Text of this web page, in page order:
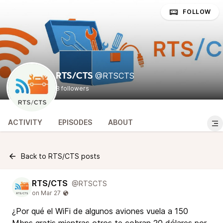
RTS/CTS @RTSCTS
8 followers
FOLLOW
ACTIVITY EPISODES ABOUT
Back to RTS/CTS posts
RTS/CTS @RTSCTS
¿Por qué el WiFi de algunos aviones vuela a 150